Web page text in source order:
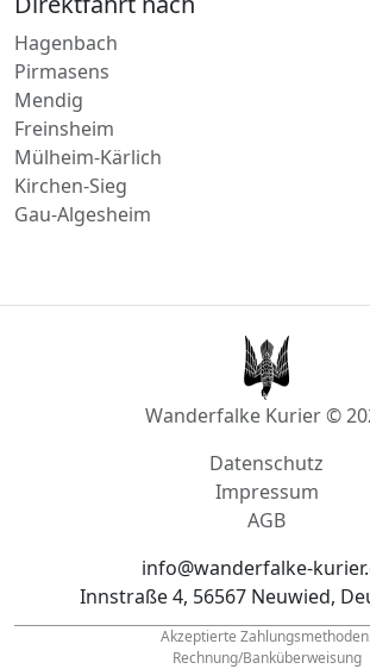
Hagenbach
Pirmasens
Mendig
Freinsheim
Mülheim-Kärlich
Kirchen-Sieg
Gau-Algesheim
Wanderfalke Kurier ©
Datenschutz
Impressum
AGB
info@wanderfalke-
Innstraße 4, 56567 Neuwied,
Akzeptierte
Rechnung/Banküberweisung